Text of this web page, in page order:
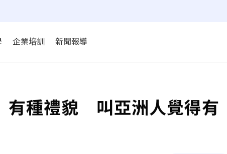
企業培訓 新聞報導
有種禮貌 叫亞洲人覺得有